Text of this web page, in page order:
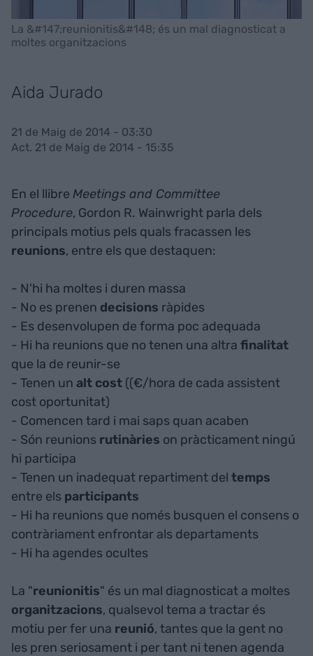
La &#147;reunionitis&#148; és un mal diagnosticat a
moltes organitzacions
Aida Jurado
21 de Maig de 2014 - 03:30
Act. 21 de Maig de 2014 - 15:35
En el llibre Meetings and Committee
Procedure, Gordon R. Wainwright parla dels
principals motius pels quals fracassen les
reunions, entre els que destaquen:
- N'hi ha moltes i duren massa
- No es prenen decisions ràpides
- Es desenvolupen de forma poc adequada
- Hi ha reunions que no tenen una altra finalitat
que la de reunir-se
- Tenen un alt cost ((€/hora de cada assistent
cost oportunitat)
- Comencen tard i mai saps quan acaben
- Són reunions rutinàries on pràcticament ningú
hi participa
- Tenen un inadequat repartiment del temps
entre els participants
- Hi ha reunions que només busquen el consens o
contràriament enfrontar als departaments
- Hi ha agendes ocultes
La "reunionitis" és un mal diagnosticat a moltes
organitzacions, qualsevol tema a tractar és
motiu per fer una reunió, tantes que la gent no
les pren seriosament i per tant ni tenen agenda